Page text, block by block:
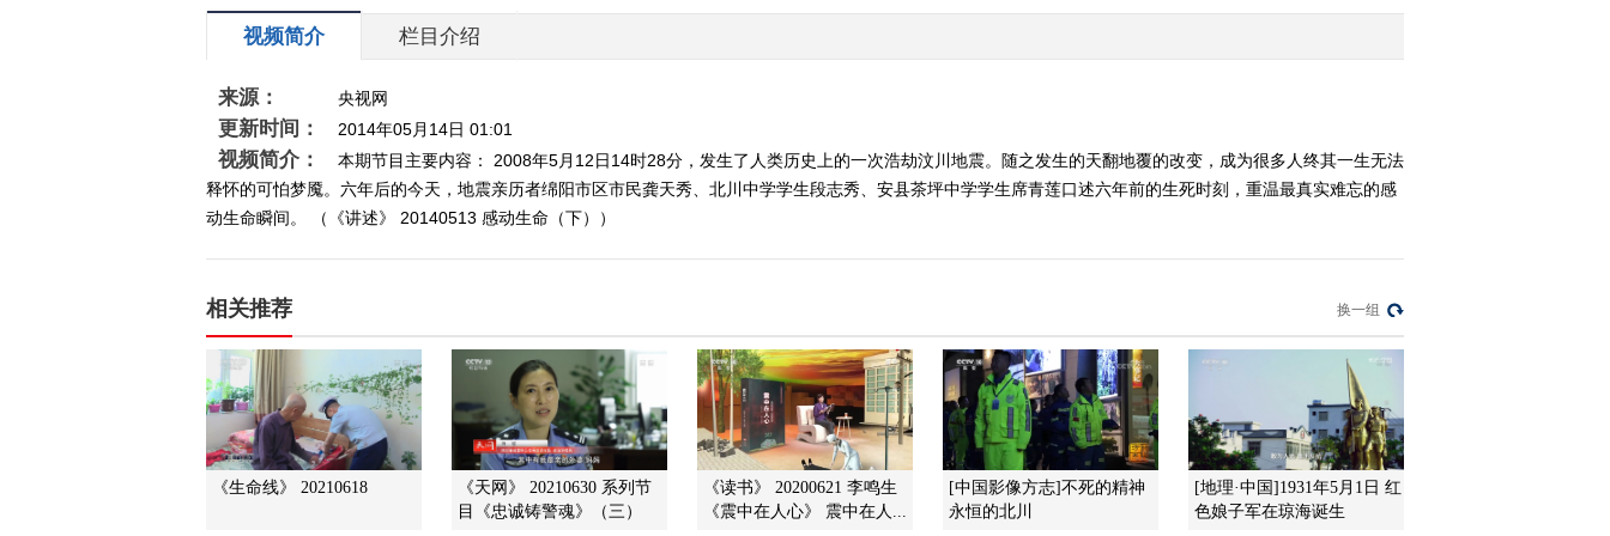
2014-05-06 00:30:17
2014-05-04 15:40:12
我的秘密
《讲述》 20140428 桩里
2014-04-28 23:53:17
《讲述》 20140422 糖蒜
记
视频简介 栏目介绍
来源： 央视网
更新时间： 2014年05月14日 01:01
视频简介：
本期节目主要内容： 2008年5月12日14时28分，发生了人类历史上的一次浩劫汶川地震。随之发生的天翻地覆的改变，成为很多人终其一生无法
释怀的可怕梦魇。六年后的今天，地震亲历者绵阳市区市民龚天秀、北川中学学生段志秀、安县茶坪中学学生席青莲口述六年前的生死时刻，重温最真实难忘的感
动生命瞬间。 （《讲述》 20140513 感动生命（下））
相关推荐 换一组
《生命线》 20210618
《天网》 20210630 系列节
目《忠诚铸警魂》（三）
《读书》 20200621 李鸣生
《震中在人心》 震中在人...
[中国影像方志]不死的精神
永恒的北川
[地理·中国]1931年5月1日 红
色娘子军在琼海诞生